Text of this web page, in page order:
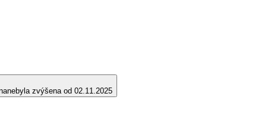
nebyla zvýšena od 02.11.2025